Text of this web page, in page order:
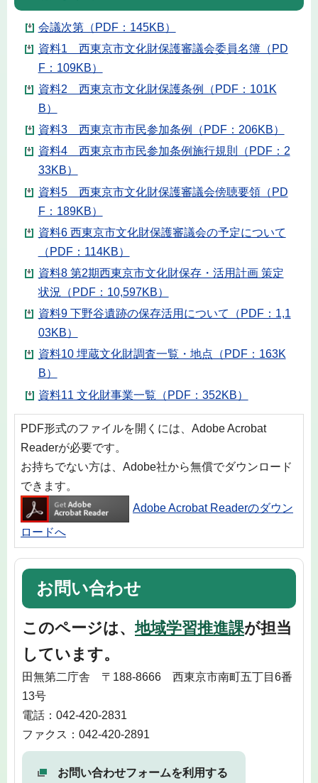
会議次第（PDF：145KB）
資料1 西東京市文化財保護審議会委員名簿（PD
F：109KB）
資料2 西東京市文化財保護条例（PDF：101K
B）
資料3 西東京市市民参加条例（PDF：206KB）
資料4 西東京市市民参加条例施行規則（PDF：2
33KB）
資料5 西東京市文化財保護審議会傍聴要領（PD
F：189KB）
資料6 西東京市文化財保護審議会の予定について
（PDF：114KB）
資料8 第2期西東京市文化財保存・活用計画 策定
状況（PDF：10,597KB）
資料9 下野谷遺跡の保存活用について（PDF：1,1
03KB）
資料10 埋蔵文化財調査一覧・地点（PDF：163K
B）
資料11 文化財事業一覧（PDF：352KB）
PDF形式のファイルを開くには、Adobe Acrobat
Readerが必要です。
お持ちでない方は、Adobe社から無償でダウンロード
できます。
Adobe Acrobat Readerのダウン
ロードへ
お問い合わせ
このページは、地域学習推進課が担当
しています。
田無第二庁舎 〒188-8666 西東京市南町五丁目6番
13号
電話：042-420-2831
ファクス：042-420-2891
お問い合わせフォームを利用する